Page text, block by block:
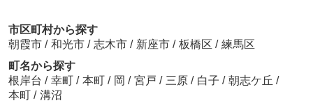
市区町村から探す
朝霞市 / 和光市 / 志木市 / 新座市 / 板橋区 / 練馬区
町名から探す
根岸台 / 幸町 / 本町 / 岡 / 宮戸 / 三原 / 白子 / 朝志ケ丘 /
本町 / 溝沼